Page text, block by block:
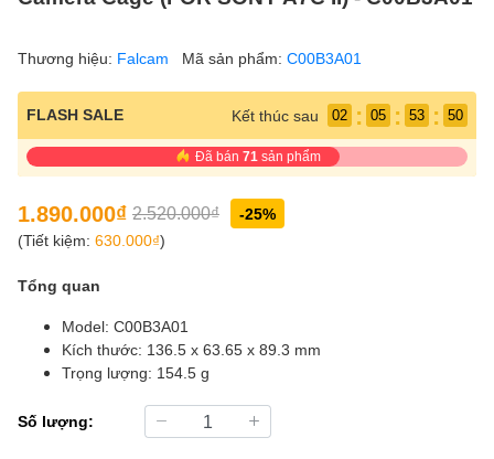
Thương hiệu: Falcam Mã sản phẩm: C00B3A01
FLASH SALE Kết thúc sau 02 : 05 : 53 : 49
Đã bán 71 sản phẩm
1.890.000₫ 2.520.000₫
-25%
(Tiết kiệm: 630.000₫)
Tổng quan
Model: C00B3A01
Kích thước: 136.5 x 63.65 x 89.3 mm
Trọng lượng: 154.5 g
Số lượng: